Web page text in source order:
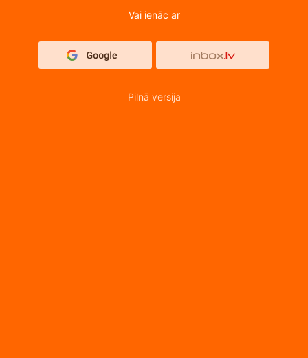
Vai ienāc ar
Pilnā versija